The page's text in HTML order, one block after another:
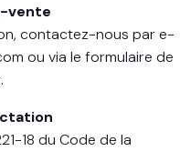
vente
contactez-nous par e-
ou via le formulaire de
18 du Code de la